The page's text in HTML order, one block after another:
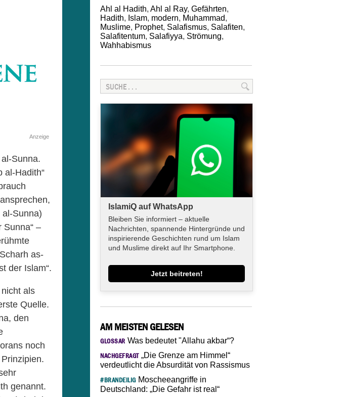
Anzeige
Sunna.
al-Hadith“
al-Sunna)
Sunna“ –
as-
der Islam“.
als
Quelle.
den
noch
genannt.
Ahl al Hadith, Ahl al Ray, Gefährten,
Hadith, Islam, modern, Muhammad,
Muslime, Prophet, Salafismus, Salafiten,
Salafitentum, Salafiyya, Strömung,
Wahhabismus
IslamiQ auf WhatsApp
Bleiben Sie informiert – aktuelle
Nachrichten, spannende Hintergründe und
inspirierende Geschichten rund um Islam
und Muslime direkt auf Ihr Smartphone.
Jetzt beitreten!
AM MEISTEN GELESEN
GLOSSAR Was bedeutet "Allahu akbar“?
NACHGEFRAGT„Die Grenze am Himmel“
verdeutlicht die Absurdität von Rassismus
#BRANDEILIGMoscheeangriffe in
Deutschland: „Die Gefahr ist real“